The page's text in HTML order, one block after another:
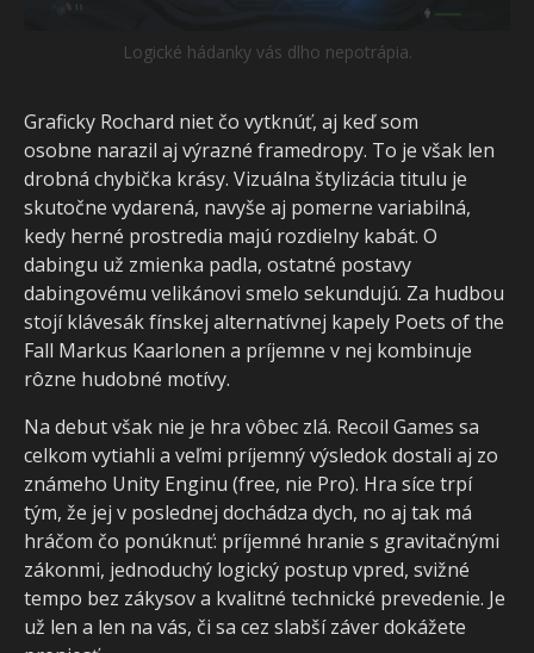
Logické hádanky vás dlho nepotrápia.
Graficky Rochard niet čo vytknúť, aj keď som
osobne narazil aj výrazné framedropy. To je však len
drobná chybička krásy. Vizuálna štylizácia titulu je
skutočne vydarená, navyše aj pomerne variabilná,
kedy herné prostredia majú rozdielny kabát. O
dabingu už zmienka padla, ostatné postavy
dabingovému velikánovi smelo sekundujú. Za hudbou
stojí klávesák fínskej alternatívnej kapely Poets of the
Fall Markus Kaarlonen a príjemne v nej kombinuje
rôzne hudobné motívy.
Na debut však nie je hra vôbec zlá. Recoil Games sa
celkom vytiahli a veľmi príjemný výsledok dostali aj zo
známeho Unity Enginu (free, nie Pro). Hra síce trpí
tým, že jej v poslednej dochádza dych, no aj tak má
hráčom čo ponúknuť: príjemné hranie s gravitačnými
zákonmi, jednoduchý logický postup vpred, svižné
tempo bez zákysov a kvalitné technické prevedenie. Je
už len a len na vás, či sa cez slabší záver dokážete